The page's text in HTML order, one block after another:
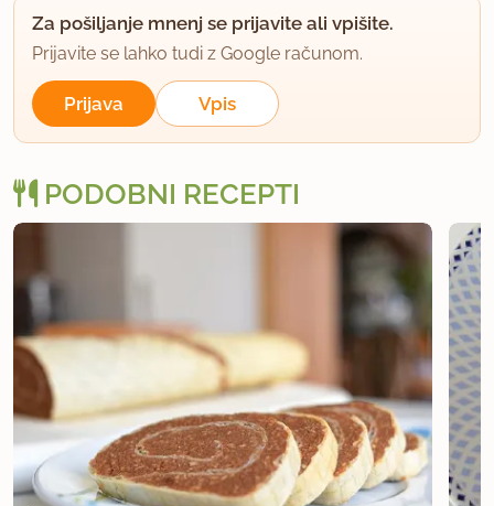
V tej izvedbi je povaljana v kokosovi moki, zato ni
mišljena da jo v karkoli zavijemo.
Če želite, lahko izpustite kokosovo moko in jo
hladna boljša za jest.
Za pošiljanje mnenj se prijavite ali vpišite.
Prijavite se lahko tudi z Google računom.
Prijava Vpis
PODOBNI RECEPTI